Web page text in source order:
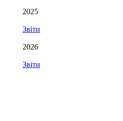
2025
Звіти
2026
Звіти